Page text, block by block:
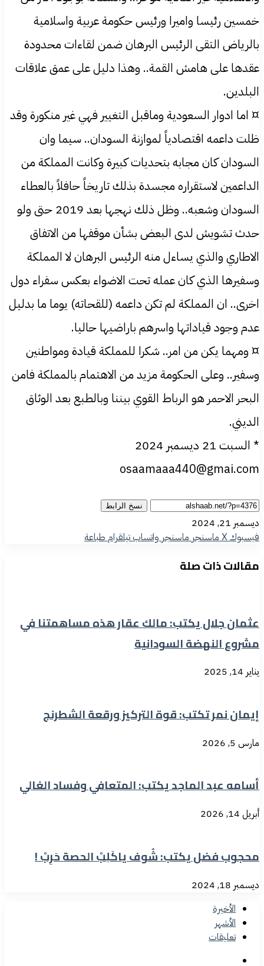
خمسين رئيسا واميرا ورئيس حكومة عربية واسلامية
بالرياض التقى الرئيس البرهان ضمن لقاءات محدودة
عقدها على هامش القمة.. وهذا دليل على عمق علاقات
البلدين.
¤ اما ادوار السعودية وماقبل التغيير فهي غير منكورة وقد
ظلت داعمه اقتصادياً لموازنة السودان.. سيما وان
السودان كان مجابه بتحديات كبيرة وكانت المملكة من
الداعمين لاستقراره مجسدة بذلك تاريخاً حافلاً بالعطاء
السودان وشعبه.. وظل ذلك نهجها بعد 2019 حتى ولو
حدث تشويش لدى البعض بشأن موقفها من الاتفاق
الاطاري والذي يساءل منه الرئيس البرهان لا المملكة
وسفيرها الذي كان عمله تحت الاضواء بعكس سفراء دول
اخرى.. ان المملكة لم تكن داعمه (للقحاته) يوما ما بدليل
عدم وجود قياداتها واسرهم باراضيها حاليا.
¤ ومهما يكن من امر.. شكرا للمملكة قيادة ومواطنين
وسفير.. وعلى الحكومة مزيد من الاهتمام بالمملكة فامن
البحر الاحمر هو الرباط القوي بيننا وبالطبع بعد الوثاق
الديني.
* السبت 21 ديسمبر 2024
osaamaaa440@gmai.com
نسخ الرابط
ديسمبر 21, 2024
فيسبوك‫Xماسنجر ماسنجر واتسابتيلقرامطباعة
مقالات ذات صلة
عثمان جلال يكتب: مالك عقار هذه مساهمتنا في
مشروع النهضة السودانية
يناير 14, 2025
إيمان نمر تكتب: قوة التركيز ورقعة الشطرنج
مارس 5, 2026
أسامه عبد الماجد يكتب: المتعافي وفساد الغالي
أبريل 14, 2026
محجوب فضل يكتب: شُوف ياكَلِبْ الحصة حَرِبْ !
ديسمبر 18, 2024
الأخيرة
الأشهر
تعليقات